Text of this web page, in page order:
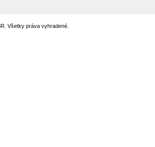
Všetky práva vyhradené.